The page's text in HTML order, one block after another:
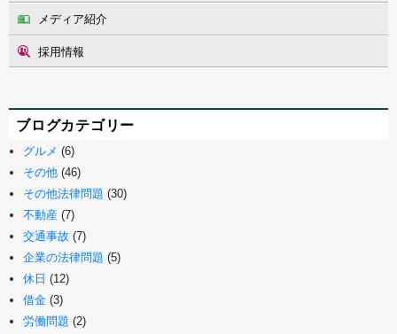
メディア紹介
採用情報
ブログカテゴリー
グルメ (6)
その他 (46)
その他法律問題 (30)
不動産 (7)
交通事故 (7)
企業の法律問題 (5)
休日 (12)
借金 (3)
労働問題 (2)